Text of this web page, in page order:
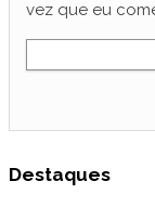
vez que eu
Destaques